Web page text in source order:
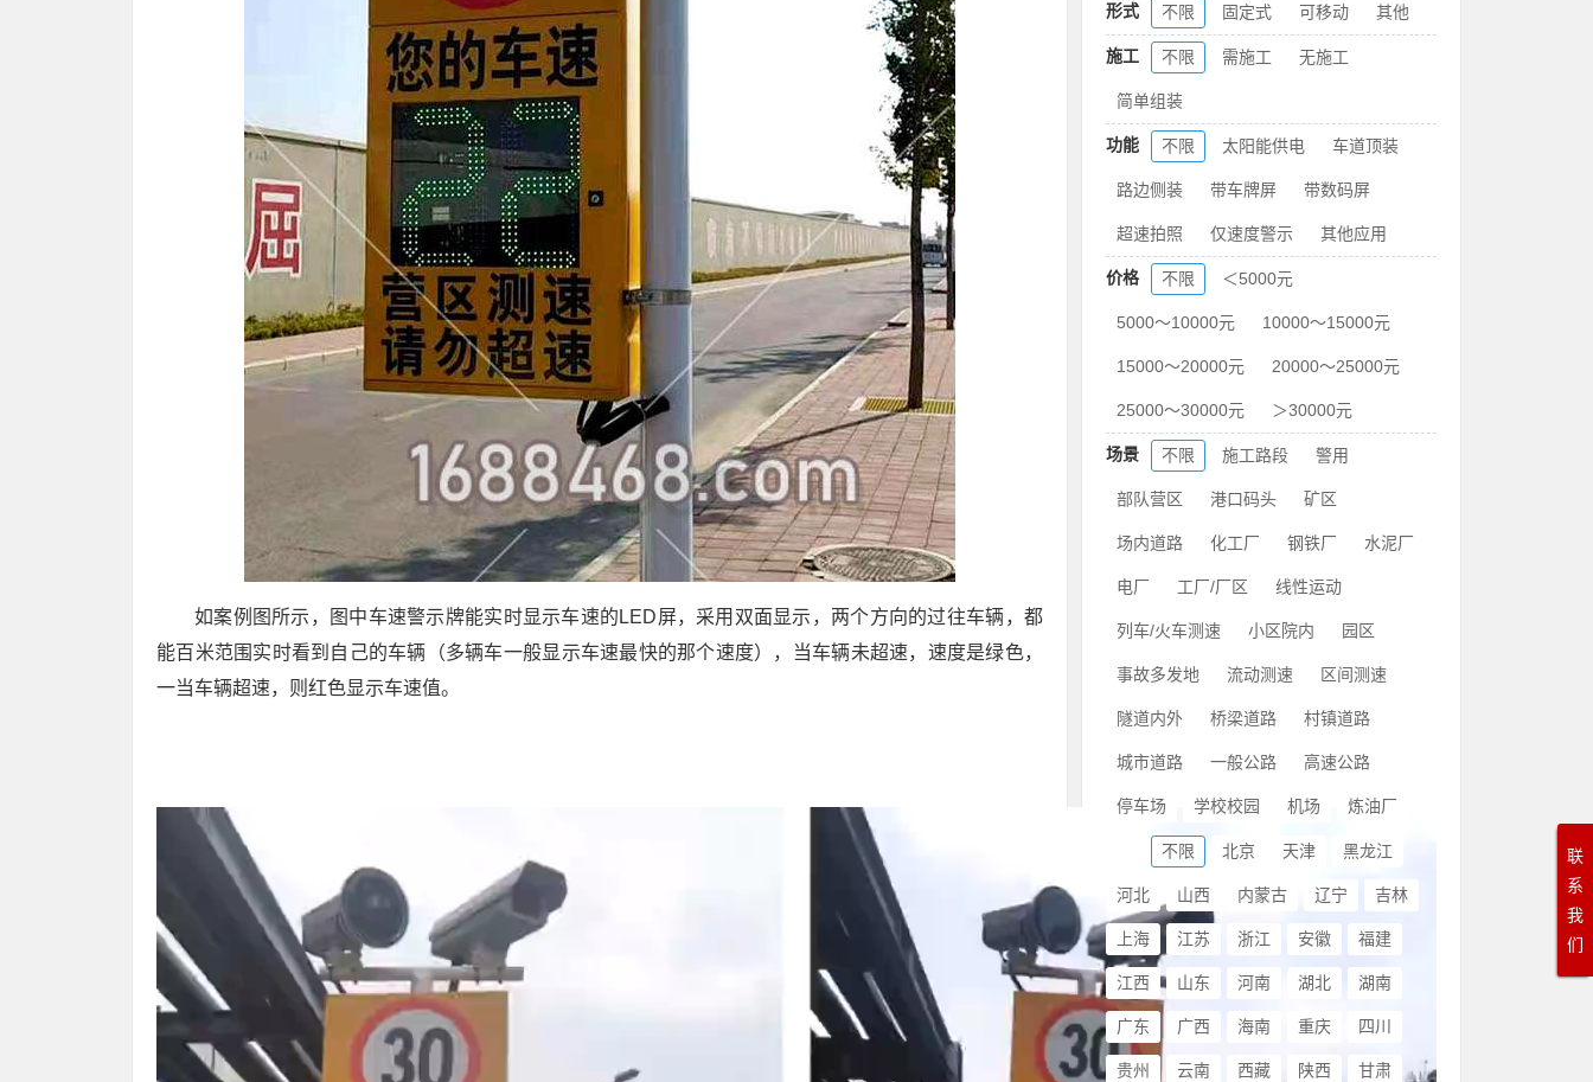
如案例图所示，图中车速警示牌能实时显示车速的LED屏，采用双面显示，两个方向的过往车辆，都
能百米范围实时看到自己的车辆（多辆车一般显示车速最快的那个速度），当车辆未超速，速度是绿色，
一当车辆超速，则红色显示车速值。
形式 不限 固定式 可移动 其他
施工 不限 需施工 无施工
简单组装
功能 不限 太阳能供电 车道顶装
路边侧装 带车牌屏 带数码屏
超速拍照 仅速度警示 其他应用
价格 不限 ＜5000元
5000～10000元 10000～15000元
15000～20000元 20000～25000元
25000～30000元 ＞30000元
场景 不限 施工路段 警用
部队营区 港口码头 矿区
场内道路 化工厂 钢铁厂 水泥厂
电厂 工厂/厂区 线性运动
列车/火车测速 小区院内 园区
事故多发地 流动测速 区间测速
隧道内外 桥梁道路 村镇道路
城市道路 一般公路 高速公路
停车场 学校校园 机场 炼油厂
不限 北京 天津 黑龙江
河北 山西 内蒙古 辽宁 吉林
上海 江苏 浙江 安徽 福建
江西 山东 河南 湖北 湖南
广东 广西 海南 重庆 四川
贵州 云南 西藏 陕西 甘肃
联
系
我
们